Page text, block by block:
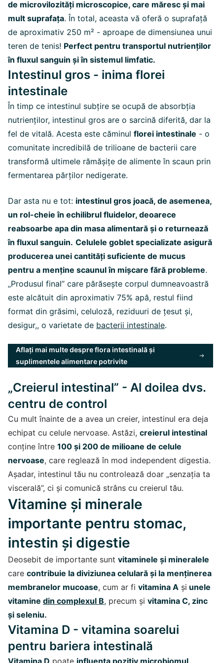
de microvilozități microscopice, care măresc și mai
mult suprafața. În total, aceasta vă oferă o suprafață
de aproximativ 250 m² - aproape de dimensiunea unui
teren de tenis! Perfect pentru transportul nutrienților
în fluxul sanguin și în sistemul limfatic.
Intestinul gros - inima florei
intestinale
În timp ce intestinul subțire se ocupă de absorbția
nutrienților, intestinul gros are o sarcină diferită, dar la
fel de vitală. Acesta este căminul florei intestinale - o
comunitate incredibilă de trilioane de bacterii care
transformă ultimele rămășițe de alimente în scaun prin
fermentarea părților nedigerate.
Dar asta nu e tot: intestinul gros joacă, de asemenea,
un rol-cheie în echilibrul fluidelor, deoarece
reabsoarbe apa din masa alimentară și o returnează
în fluxul sanguin. Celulele goblet specializate asigură
producerea unei cantități suficiente de mucus
pentru a menține scaunul în mișcare fără probleme.
„Produsul final” care părăsește corpul dumneavoastră
este alcătuit din aproximativ 75% apă, restul fiind
format din grăsimi, celuloză, reziduuri de țesut și,
desigur,, o varietate de bacterii intestinale.
Aflați mai multe despre flora intestinală și
suplimentele alimentare potrivite
„Creierul intestinal” - Al doilea dvs.
centru de control
Cu mult înainte de a avea un creier, intestinul era deja
echipat cu celule nervoase. Astăzi, creierul intestinal
conține între 100 și 200 de milioane de celule
nervoase, care reglează în mod independent digestia.
Așadar, intestinul tău nu controlează doar „senzația ta
viscerală”, ci și comunică strâns cu creierul tău.
Vitamine și minerale
importante pentru stomac,
intestin și digestie
Deosebit de importante sunt vitaminele și mineralele
care contribuie la diviziunea celulară și la menținerea
membranelor mucoase, cum ar fi vitamina A și unele
vitamine din complexul B, precum și vitamina C, zinc
și seleniu.
Vitamina D - vitamina soarelui
pentru bariera intestinală
Vitamina D poate influența pozitiv microbiomul